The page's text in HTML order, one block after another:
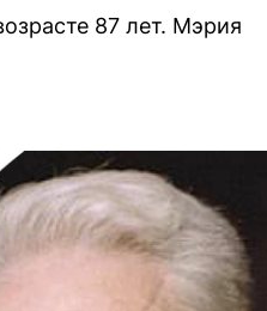
87 лет. Мэрия